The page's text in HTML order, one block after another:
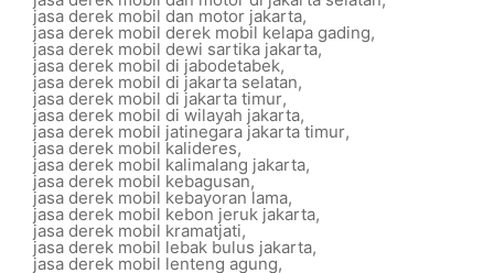
jasa derek mobil dan motor jakarta,
jasa derek mobil derek mobil kelapa gading,
jasa derek mobil dewi sartika jakarta,
jasa derek mobil di jabodetabek,
jasa derek mobil di jakarta selatan,
jasa derek mobil di jakarta timur,
jasa derek mobil di wilayah jakarta,
jasa derek mobil jatinegara jakarta timur,
jasa derek mobil kalideres,
jasa derek mobil kalimalang jakarta,
jasa derek mobil kebagusan,
jasa derek mobil kebayoran lama,
jasa derek mobil kebon jeruk jakarta,
jasa derek mobil kramatjati,
jasa derek mobil lebak bulus jakarta,
jasa derek mobil lenteng agung,